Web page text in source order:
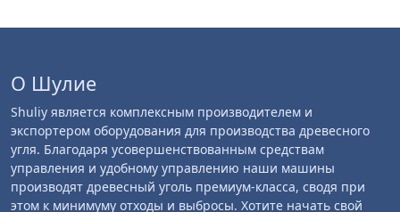
О Шулие
Shuliy является комплексным производителем и
экспортером оборудования для производства древесного
угля. Благодаря усовершенствованным средствам
управления и удобному управлению наши машины
производят древесный уголь премиум-класса, сводя при
этом к минимуму отходы и выбросы. Хотите начать свой